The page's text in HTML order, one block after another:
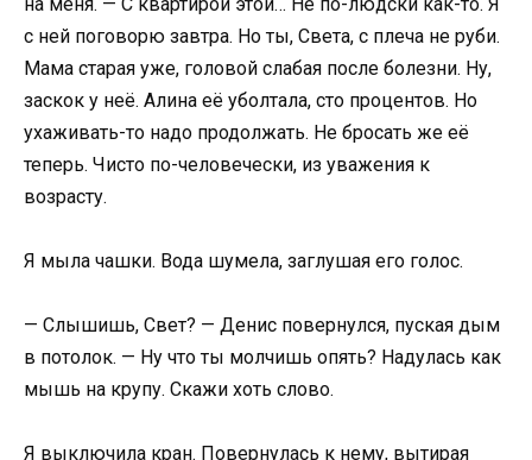
с ней поговорю завтра. Но ты, Света, с плеча не руби.
Мама старая уже, головой слабая после болезни. Ну,
заскок у неё. Алина её уболтала, сто процентов. Но
ухаживать-то надо продолжать. Не бросать же её
теперь. Чисто по-человечески, из уважения к
возрасту.
Я мыла чашки. Вода шумела, заглушая его голос.
— Слышишь, Свет? — Денис повернулся, пуская дым
в потолок. — Ну что ты молчишь опять? Надулась как
мышь на крупу. Скажи хоть слово.
Я выключила кран. Повернулась к нему, вытирая